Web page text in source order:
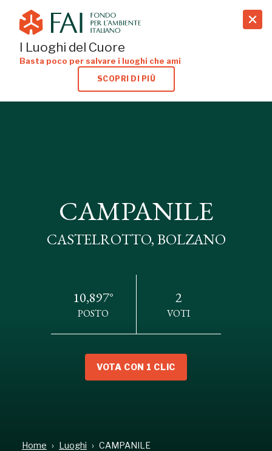
search
I Luoghi del Cuore
Basta poco per salvare i luoghi che ami
SCOPRI DI PIÙ
CAMPANILE
CASTELROTTO, BOLZANO
10,897°
POSTO
2
VOTI
VOTA CON 1 CLIC
Home Luoghi CAMPANILE
CASTELROTTO, BOLZANO